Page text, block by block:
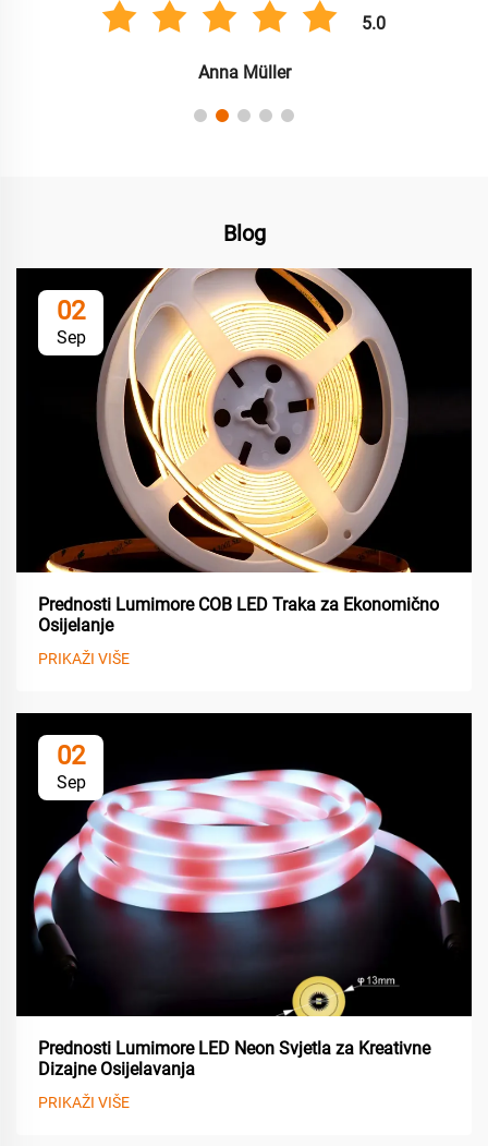
5.0
Anna Müller
Blog
02
Sep
Prednosti Lumimore COB LED Traka za Ekonomično
Osijelanje
PRIKAŽI VIŠE
02
Sep
Prednosti Lumimore LED Neon Svjetla za Kreativne
Dizajne Osijelavanja
PRIKAŽI VIŠE